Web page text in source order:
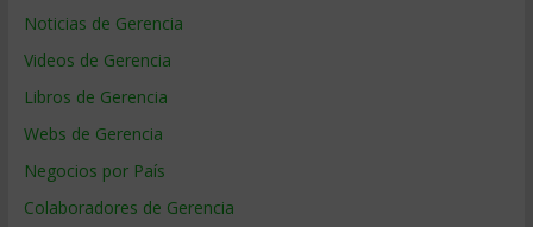
Noticias de Gerencia
Videos de Gerencia
Libros de Gerencia
Webs de Gerencia
Negocios por País
Colaboradores de Gerencia